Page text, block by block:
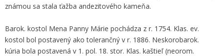
známou sa stala ťažba andezitového kameňa.
Barok. kostol Mena Panny Márie pochádza z r. 1754. Klas. ev.
kostol bol postavený ako tolerančný v r. 1886. Neskorobarok.
kúria bola postavená v 1. pol. 18. stor. Klas. kaštieľ (neorom.